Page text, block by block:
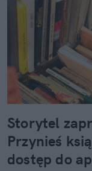
Storytel
Przynieś
dostęp do